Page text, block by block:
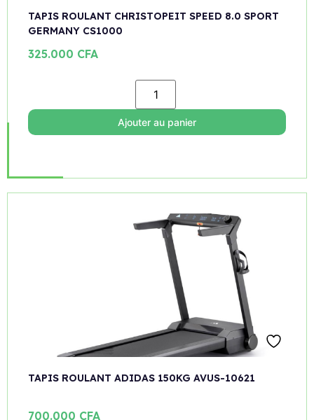
TAPIS ROULANT CHRISTOPEIT SPEED 8.0 SPORT
GERMANY CS1000
325.000 CFA
Ajouter au panier
TAPIS ROULANT ADIDAS 150KG AVUS-10621
700.000 CFA